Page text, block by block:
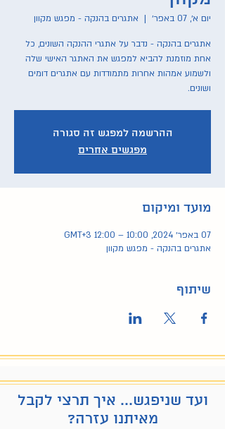
יום א׳, 07 באפר׳
  |
אתגרים בהנקה - מפגש מקוון
אתגרים בהנקה - נדבר על אתגרי ההנקה השונים, כל
אחת מוזמנת להביא למפגש את האתגר האישי שלה
ולשמוע אמהות אחרות מתמודדות עם אתגרים דומים
ושונים.
ההרשמה למפגש זה סגורה
מפגשים אחרים
מועד ומיקום
07 באפר׳ 2024, 10:00 – 12:00 GMT‎+3‎
אתגרים בהנקה - מפגש מקוון
שיתוף
ועד שניפגש... איך תרצי לקבל
מאיתנו עזרה?